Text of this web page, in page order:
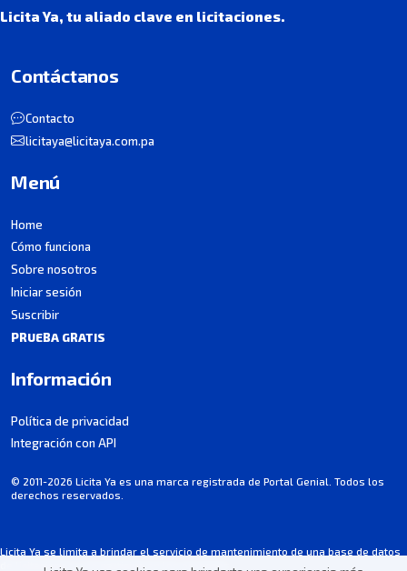
Licita Ya, tu aliado clave en licitaciones.
Licita Ya se limita a brindar el servicio de mantenimiento de una base de datos
de licitaciones y no participa en los procesos.
Contáctanos
Contacto
licitaya@licitaya.com.pa
Menú
Home
Cómo funciona
Sobre nosotros
Iniciar sesión
Suscribir
PRUEBA GRATIS
Información
Política de privacidad
Integración con API
© 2011-2026 Licita Ya es una marca registrada de Portal Genial. Todos los
derechos reservados.